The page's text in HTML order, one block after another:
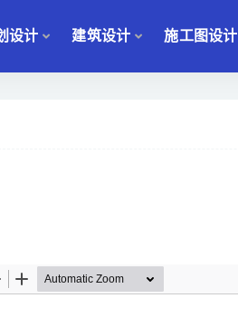
设计 建筑设计 施工图设计